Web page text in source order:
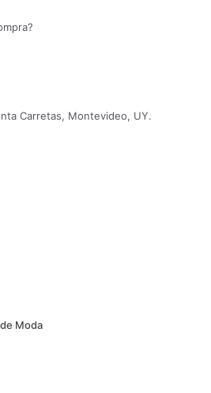
Carretas, Montevideo, UY.
Moda